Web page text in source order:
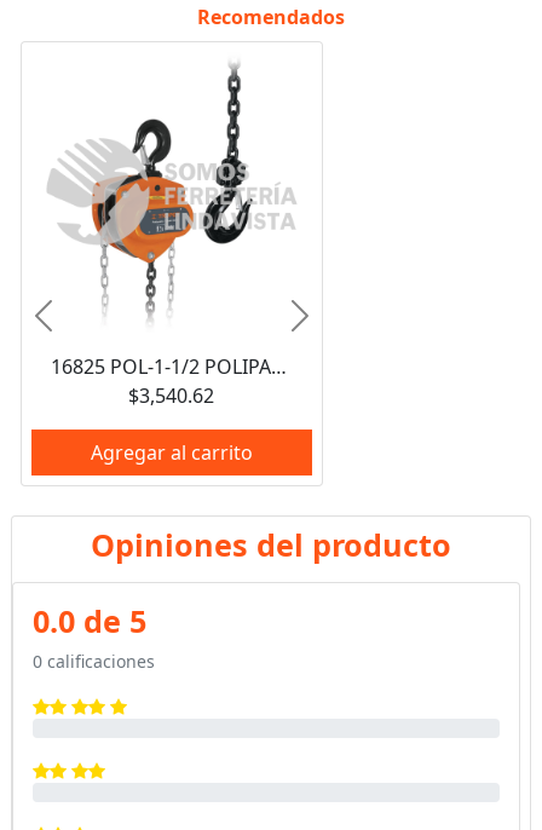
Recomendados
16825 POL-1-1/2 POLIPASTO DE CADENA DE 1-1/2 TON TRUPER
$3,540.62
Agregar al carrito
Anterior Siguiente
Opiniones del producto
0.0 de 5
0 calificaciones